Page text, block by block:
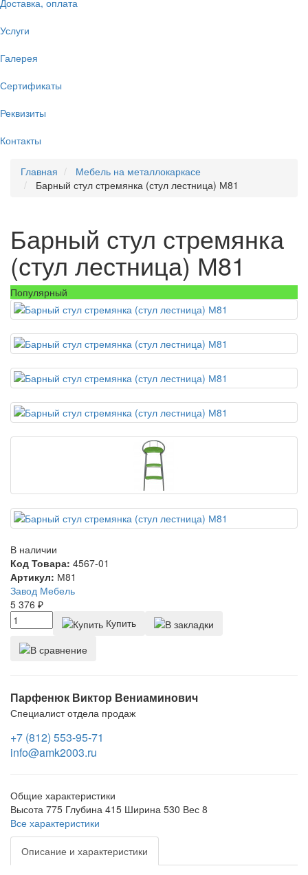
Услуги
Галерея
Сертификаты
Реквизиты
Контакты
Главная
Мебель на металлокаркасе
Барный стул стремянка (стул лестница) М81
Барный стул стремянка
(стул лестница) М81
Популярный
В наличии
Код Товара: 4567-01
Артикул: М81
Завод Мебель
5 376 ₽
Купить
Парфенюк Виктор Вениаминович
Специалист отдела продаж
+7 (812) 553-95-71
info@amk2003.ru
Общие характеристики
Высота 775 Глубина 415 Ширина 530 Вес 8
Все характеристики
Описание и характеристики